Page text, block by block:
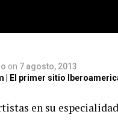
especialidad
agua
on 7 agosto, 2013
| El primer sitio
en su